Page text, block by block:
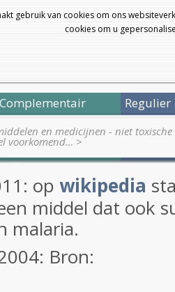
gebruik van cookies om ons
cookies om u
Complementair Regulier
en medicijnen - niet
voorkomend… >
op wikipedia
middel dat ook
malaria.
Bron: